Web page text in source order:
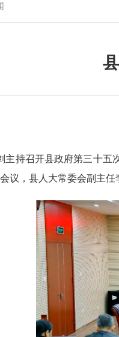
持召开县政府第三十五
议，县人大常委会副主